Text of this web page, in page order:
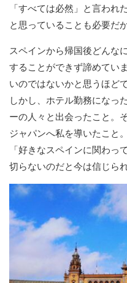
「すべては必然」と言われ
と思っていることも必要だ
スペインから帰国後どんな
することができず諦めてい
いのではないかと思うほどで
しかし、ホテル勤務になっ
ーの人々と出会ったこと。
ジャパンへ私を導いたこと。
「好きなスペインに関わっ
切らないのだと今は信じられ